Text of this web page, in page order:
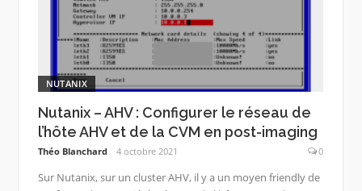
NUTANIX
Nutanix – AHV : Configurer le réseau de
l’hôte AHV et de la CVM en post-imaging
Théo Blanchard 4 octobre 2021 0
Sur Nutanix, sur un cluster AHV, il y a un moyen friendly de